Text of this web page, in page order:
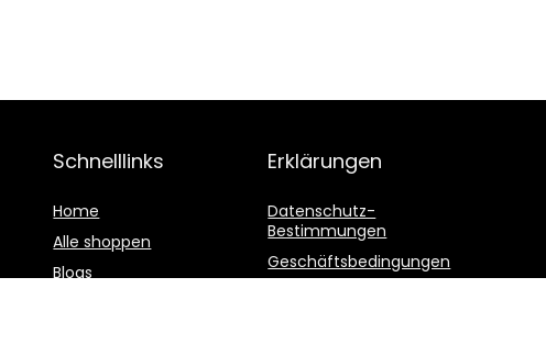
Schnelllinks
Home
Alle shoppen
Blogs
Erklärungen
Datenschutz-
Bestimmungen
Geschäftsbedingungen